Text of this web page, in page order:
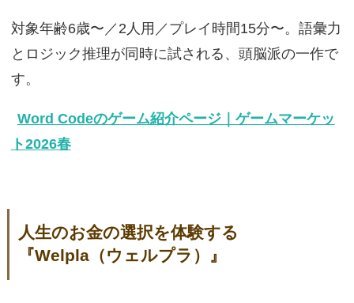
対象年齢6歳〜／2人用／プレイ時間15分〜。語彙力
とロジック推理が同時に試される、頭脳派の一作で
す。
Word Codeのゲーム紹介ページ｜ゲームマーケッ
ト2026春
人生のお金の選択を体験する
『Welpla（ウェルプラ）』